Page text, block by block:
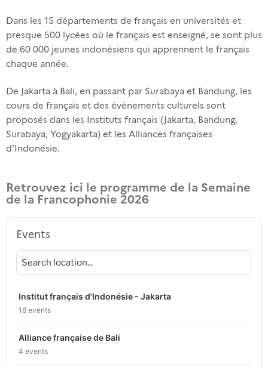
Dans les 15 départements de français en universités et
presque 500 lycées où le français est enseigné, se sont plus
de 60 000 jeunes indonésiens qui apprennent le français
chaque année.
De Jakarta à Bali, en passant par Surabaya et Bandung, les
cours de français et des évènements culturels sont
proposés dans les Instituts français (Jakarta, Bandung,
Surabaya, Yogyakarta) et les Alliances françaises
d’Indonésie.
Retrouvez ici le programme de la Semaine
de la Francophonie 2026
Events
Institut français d'Indonésie - Jakarta
18 events
Alliance française de Bali
4 events